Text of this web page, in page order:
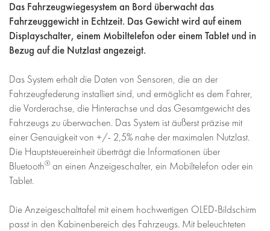
Das Fahrzeugwiegesystem an Bord überwacht das
Fahrzeuggewicht in Echtzeit. Das Gewicht wird auf einem
Displayschalter, einem Mobiltelefon oder einem Tablet und in
Bezug auf die Nutzlast angezeigt.
Das System erhält die Daten von Sensoren, die an der
Fahrzeugfederung installiert sind, und ermöglicht es dem Fahrer,
die Vorderachse, die Hinterachse und das Gesamtgewicht des
Fahrzeugs zu überwachen. Das System ist äußerst präzise mit
einer Genauigkeit von +/- 2,5% nahe der maximalen Nutzlast.
Die Hauptsteuereinheit überträgt die Informationen über
Bluetooth® an einen Anzeigeschalter, ein Mobiltelefon oder ein
Tablet.
Die Anzeigeschalttafel mit einem hochwertigen OLED-Bildschirm
passt in den Kabinenbereich des Fahrzeugs. Mit beleuchteten